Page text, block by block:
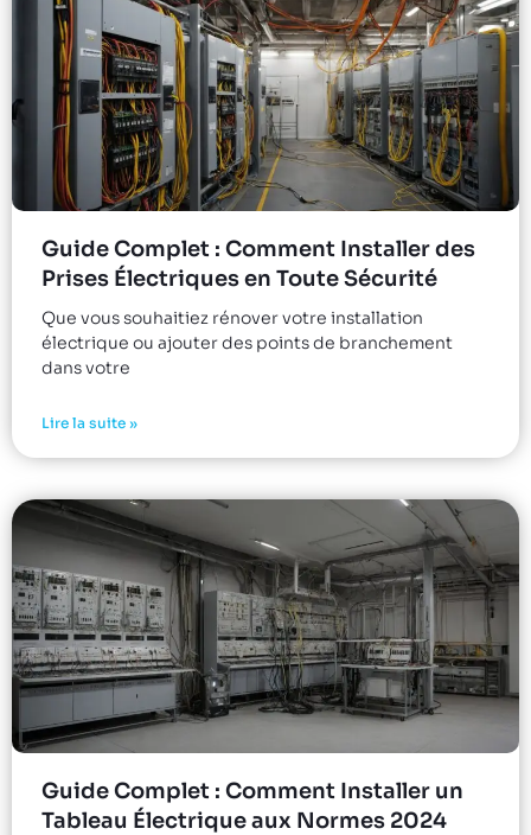
Guide Complet : Comment Installer des
Prises Électriques en Toute Sécurité
Que vous souhaitiez rénover votre installation
électrique ou ajouter des points de branchement
dans votre
Lire la suite »
Guide Complet : Comment Installer un
Tableau Électrique aux Normes 2024